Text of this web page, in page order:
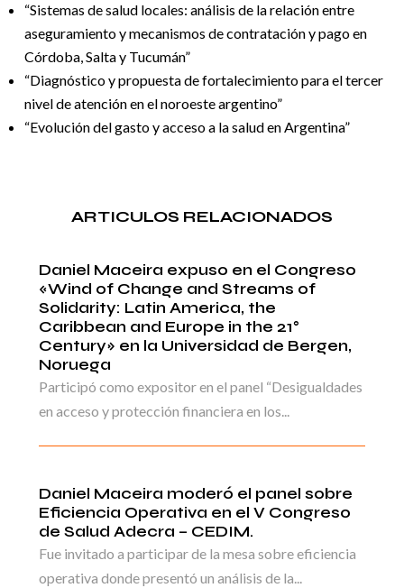
“Sistemas de salud locales: análisis de la relación entre
aseguramiento y mecanismos de contratación y pago en
Córdoba, Salta y Tucumán”
“Diagnóstico y propuesta de fortalecimiento para el tercer
nivel de atención en el noroeste argentino”
“Evolución del gasto y acceso a la salud en Argentina”
ARTICULOS RELACIONADOS
Daniel Maceira expuso en el Congreso
«Wind of Change and Streams of
Solidarity: Latin America, the
Caribbean and Europe in the 21°
Century» en la Universidad de Bergen,
Noruega
Participó como expositor en el panel “Desigualdades
en acceso y protección financiera en los...
Daniel Maceira moderó el panel sobre
Eficiencia Operativa en el V Congreso
de Salud Adecra – CEDIM.
Fue invitado a participar de la mesa sobre eficiencia
operativa donde presentó un análisis de la...